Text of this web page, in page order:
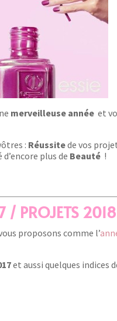
merveilleuse année et
: Réussitede vos
plus de Beauté !
/ PROJETS 2018
proposons comme l’
et aussi quelques indices